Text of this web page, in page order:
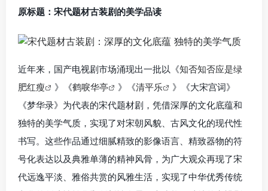
原标题：宋代题材古装剧的美学品读
近年来，国产电视剧市场涌现出一批以《知否知否应是绿
肥红瘦
》《鹤唳华亭 》《清平乐
》《大宋宫词》
《梦华录》为代表的宋代题材剧，凭借深厚的文化底蕴和
独特的美学气质，实现了对宋朝风貌、古风文化的现代性
书写。这些作品通过细腻精致的影像语言、精致器物的符
号化表达以及典雅单薄的精神风骨，为广大观众再现了宋
代远逸平淡、雅俗共赏的风雅生活，实现了中华优秀传统